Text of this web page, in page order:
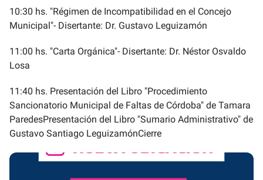
10:30 hs. "Régimen de Incompatibilidad en el Concejo
Municipal"- Disertante: Dr. Gustavo Leguizamón
11:00 hs. "Carta Orgánica"- Disertante: Dr. Néstor Osvaldo
Losa
11:40 hs. Presentación del Libro "Procedimiento
Sancionatorio Municipal de Faltas de Córdoba" de Tamara
ParedesPresentación del Libro "Sumario Administrativo" de
Gustavo Santiago LeguizamónCierre